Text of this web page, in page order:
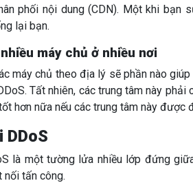
phối nội dung (CDN). Một khi bạn
lại bạn.
máy chủ ở nhiều nơi
máy chủ theo địa lý sẽ phần nào
Tất nhiên, các trung tâm này
hơn nữa nếu các trung tâm này được
DDoS
là một tường lửa nhiều lớp đứng
nối tấn công.